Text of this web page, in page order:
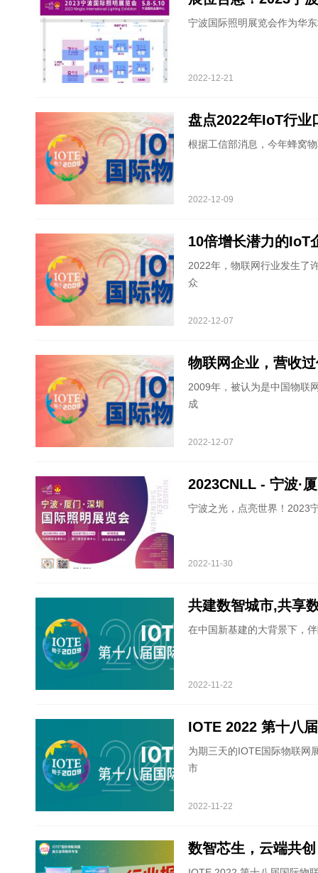
宁波国际照明展览会作为华
2022-12-21
盘点2022年IoT行业
根据工信部消息，今年蜂窝
2022-12-09
10倍增长潜力的IoT
2022年，物联网行业发生了
众
2022-12-07
物联网企业，营收
2009年，被认为是中国物联
成
2022-12-07
2023CNLL - 宁波·
宁波之光，点亮世界！2023
2022-11-30
共建数智城市,共享
在中国新基建的大背景下，
2022-11-22
IOTE 2022 第十八
为期三天的IOTE国际物联网
市
2022-11-22
数智芯生，云端共